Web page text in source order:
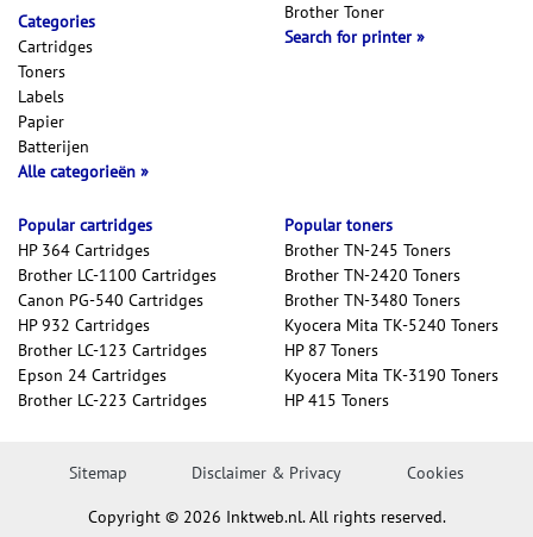
Categories
Cartridges
Toners
Labels
Papier
Batterijen
Alle categorieën
Popular cartridges
HP 364 Cartridges
Brother LC-1100 Cartridges
Canon PG-540 Cartridges
HP 932 Cartridges
Brother LC-123 Cartridges
Epson 24 Cartridges
Brother LC-223 Cartridges
Popular toners
Brother TN-245 Toners
Brother TN-2420 Toners
Brother TN-3480 Toners
Kyocera Mita TK-5240 Toners
HP 87 Toners
Kyocera Mita TK-3190 Toners
HP 415 Toners
Brother Toner
Search for printer
Sitemap Disclaimer & Privacy Cookies
Copyright © 2026 Inktweb.nl. All rights reserved.